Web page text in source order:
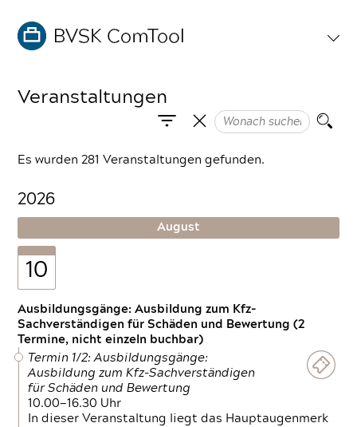
Veranstaltungen
Es wurden 281 Veranstaltungen gefunden.
2026
August
10
Ausbildungsgänge: Ausbildung zum Kfz-
Sachverständigen für Schäden und Bewertung (2
Termine, nicht einzeln buchbar)
Termin 1/2: Ausbildungsgänge:
Ausbildung zum Kfz-Sachverständigen
für Schäden und Bewertung
10.00—16.30 Uhr
In dieser Veranstaltung liegt das Hauptaugenmerk